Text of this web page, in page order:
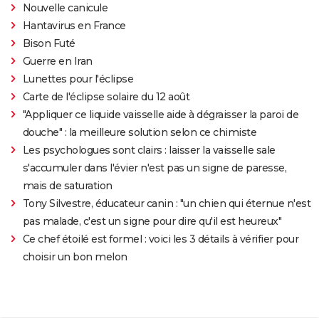
Nouvelle canicule
Hantavirus en France
Bison Futé
Guerre en Iran
Lunettes pour l'éclipse
Carte de l'éclipse solaire du 12 août
"Appliquer ce liquide vaisselle aide à dégraisser la paroi de
douche" : la meilleure solution selon ce chimiste
Les psychologues sont clairs : laisser la vaisselle sale
s'accumuler dans l'évier n'est pas un signe de paresse,
mais de saturation
Tony Silvestre, éducateur canin : "un chien qui éternue n'est
pas malade, c'est un signe pour dire qu'il est heureux"
Ce chef étoilé est formel : voici les 3 détails à vérifier pour
choisir un bon melon